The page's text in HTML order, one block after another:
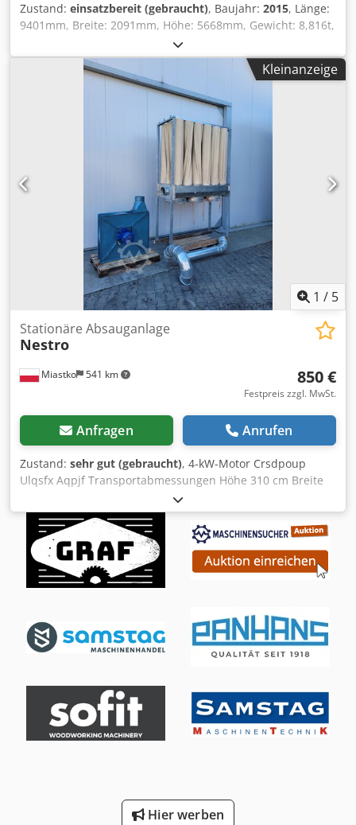
Zustand: einsatzbereit (gebraucht), Baujahr: 2015, Länge:
9401mm, Breite: 2091mm, Höhe: 5668mm, Gewicht: 8,816t,
mit Verrohrung und Dokumentation, die Anlage ist wenig
gelaufen. Crsdpok Ea Uujfx Aqpof
Kleinanzeige
1 / 5
Miastko 541 km
Stationäre Absauganlage
Nestro
850 €
Festpreis zzgl. MwSt.
Anfragen Anrufen
Zustand: sehr gut (gebraucht), 4-kW-Motor Crsdpoup
Ulqsfx Aqpjf Transportabmessungen Höhe 310 cm Breite
Hier werben